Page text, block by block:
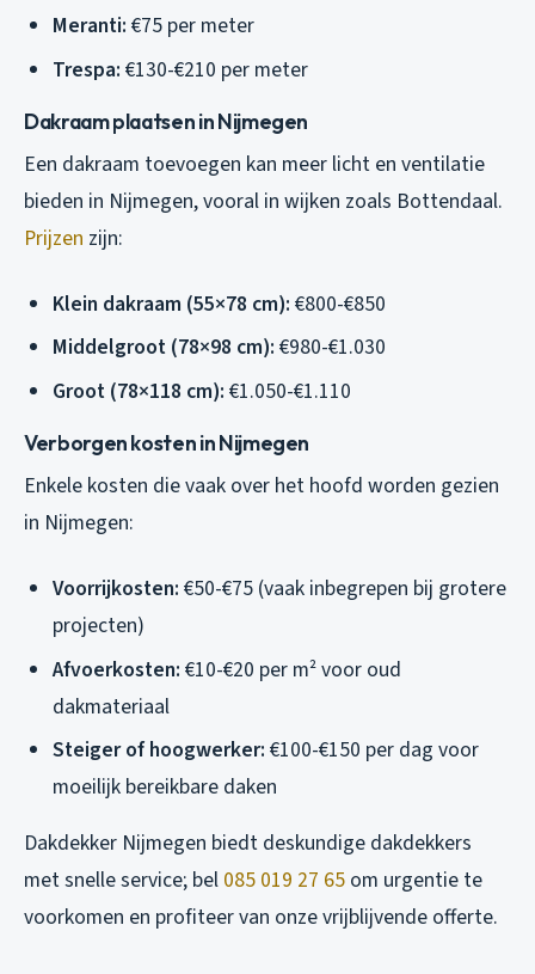
Meranti: €75 per meter
Trespa: €130-€210 per meter
Dakraam plaatsen in Nijmegen
Een dakraam toevoegen kan meer licht en ventilatie
bieden in Nijmegen, vooral in wijken zoals Bottendaal.
Prijzen zijn:
Klein dakraam (55×78 cm): €800-€850
Middelgroot (78×98 cm): €980-€1.030
Groot (78×118 cm): €1.050-€1.110
Verborgen kosten in Nijmegen
Enkele kosten die vaak over het hoofd worden gezien
in Nijmegen:
Voorrijkosten: €50-€75 (vaak inbegrepen bij grotere
projecten)
Afvoerkosten: €10-€20 per m² voor oud
dakmateriaal
Steiger of hoogwerker: €100-€150 per dag voor
moeilijk bereikbare daken
Dakdekker Nijmegen biedt deskundige dakdekkers
met snelle service; bel 085 019 27 65 om urgentie te
voorkomen en profiteer van onze vrijblijvende offerte.